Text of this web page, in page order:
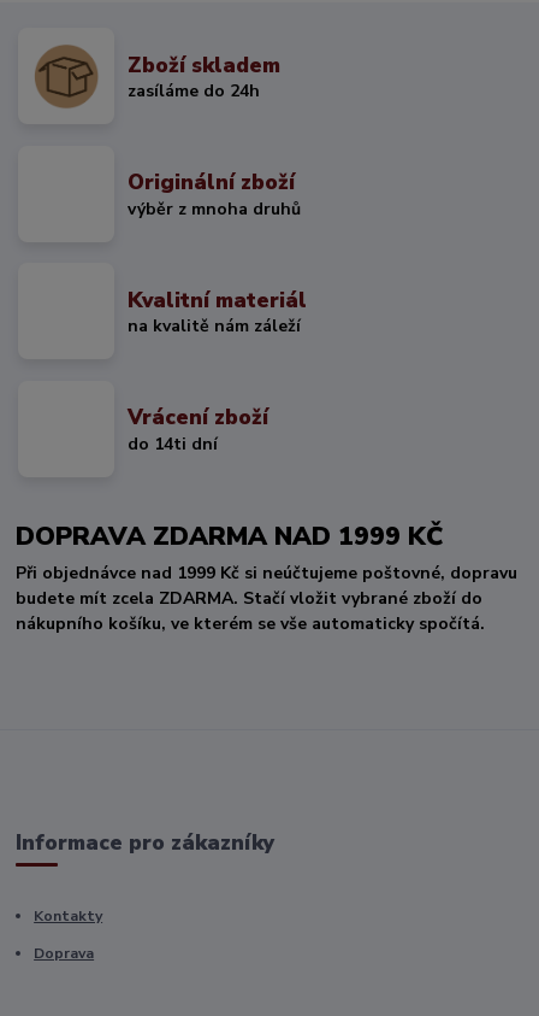
Zboží skladem
zasíláme do 24h
Originální zboží
výběr z mnoha druhů
Kvalitní materiál
na kvalitě nám záleží
Vrácení zboží
do 14ti dní
DOPRAVA ZDARMA NAD 1999 KČ
Při objednávce nad 1999 Kč si neúčtujeme poštovné, dopravu
budete mít zcela ZDARMA. Stačí vložit vybrané zboží do
nákupního košíku, ve kterém se vše automaticky spočítá.
Informace pro zákazníky
Kontakty
Doprava